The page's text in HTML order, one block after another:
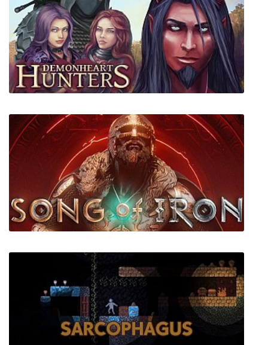
Demon Skin
Demonheart: Hunters
Song of Iron